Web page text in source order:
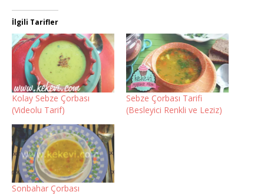
İlgili Tarifler
Kolay Sebze Çorbası
(Videolu Tarif)
Sebze Çorbası Tarifi
(Besleyici Renkli ve Leziz)
Sonbahar Çorbası